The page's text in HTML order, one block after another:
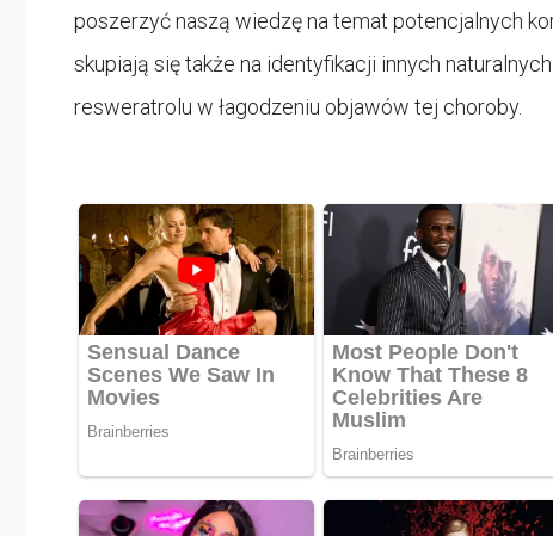
poszerzyć naszą wiedzę na temat potencjalnych
skupiają się także na identyfikacji innych
resweratrolu w łagodzeniu objawów tej choroby.